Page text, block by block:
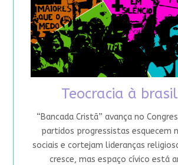
Teocracia à
“Bancada Cristã” avança no
partidos progressistas esquecem
sociais e cortejam lideranças
cresce, mas espaço cívico está